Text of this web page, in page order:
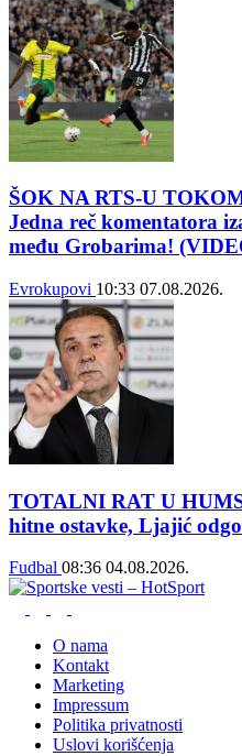
ŠOK NA RTS-U
Jedna reč komentatora
među Grobarima!
Evrokupovi 10:33 07.08.2026.
TOTALNI RAT U
hitne ostavke, Ljajić
Fudbal 08:36 04.08.2026.
O nama
Kontakt
Marketing
Impressum
Politika privatnosti
Uslovi korišćenja